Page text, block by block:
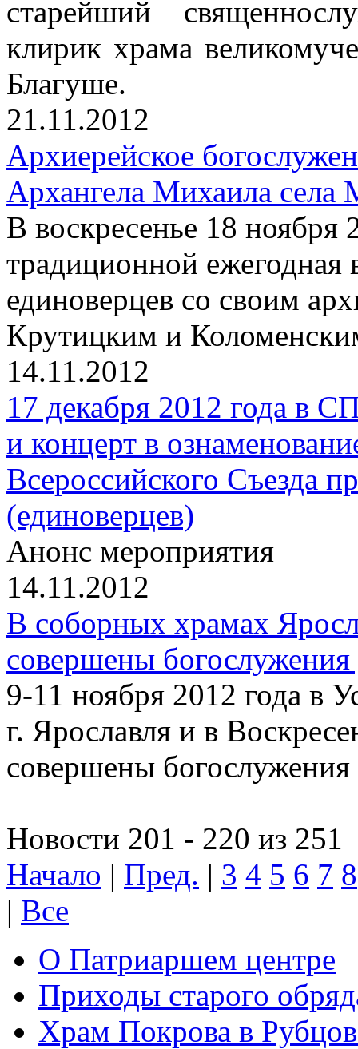
старейший
клирик храма
Благуше.
21.11.2012
Архиерейское
Архангела Михаила села
В воскресенье 18 ноября
традиционной ежегодная
единоверцев со своим
Крутицким и
14.11.2012
17 декабря 2012 года в
и концерт в
Всероссийского Съезда
(единоверцев)
Анонс мероприятия
14.11.2012
В соборных храмах
совершены
9-11 ноября 2012 года в
г. Ярославля и в
совершены
Новости 201 - 220 из 251
Начало | Пред. | 3 4 5 6 7 8
| Все
О Патриаршем центре
Приходы старого
Храм Покрова в